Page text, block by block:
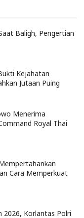
Baligh, Pengertian
Kejahatan
Jutaan Puing
Menerima
Royal Thai
Cara Memperkuat
2026, Korlantas Polri